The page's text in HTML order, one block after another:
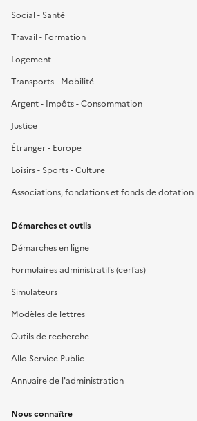
Social - Santé
Travail - Formation
Logement
Transports - Mobilité
Argent - Impôts - Consommation
Justice
Étranger - Europe
Loisirs - Sports - Culture
Associations, fondations et fonds de dotation
Démarches et outils
Démarches en ligne
Formulaires administratifs (cerfas)
Simulateurs
Modèles de lettres
Outils de recherche
Allo Service Public
Annuaire de l'administration
Nous connaître